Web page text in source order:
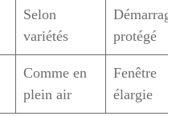
Selon
variétés
Démarrage
protégé
Comme en
plein air
Fenêtre
élargie